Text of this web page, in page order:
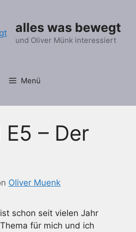
alles was bewegt
und Oliver Münk interessiert
Menü
– Der
Oliver Muenk
schon seit vielen Jahr
für mich und ich